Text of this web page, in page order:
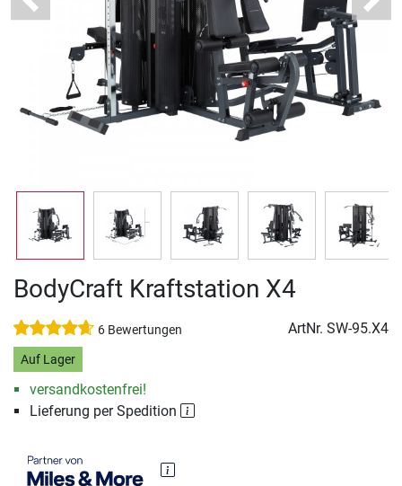
Previous Next
BodyCraft Kraftstation X4
6 Bewertungen ArtNr. SW-95.X4
Auf Lager
versandkostenfrei!
Lieferung per Spedition